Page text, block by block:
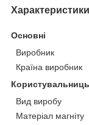
Характеристики
Основні
Виробник
Країна виробник
Вид виробу
Матеріал магніту